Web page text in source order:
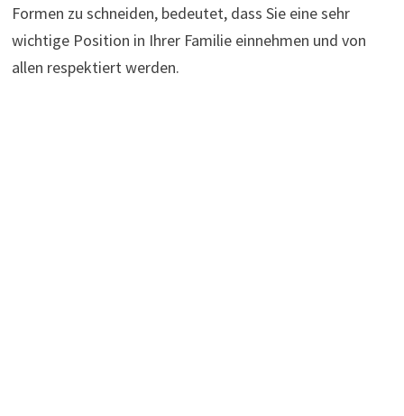
Formen zu schneiden, bedeutet, dass Sie eine sehr
wichtige Position in Ihrer Familie einnehmen und von
allen respektiert werden.